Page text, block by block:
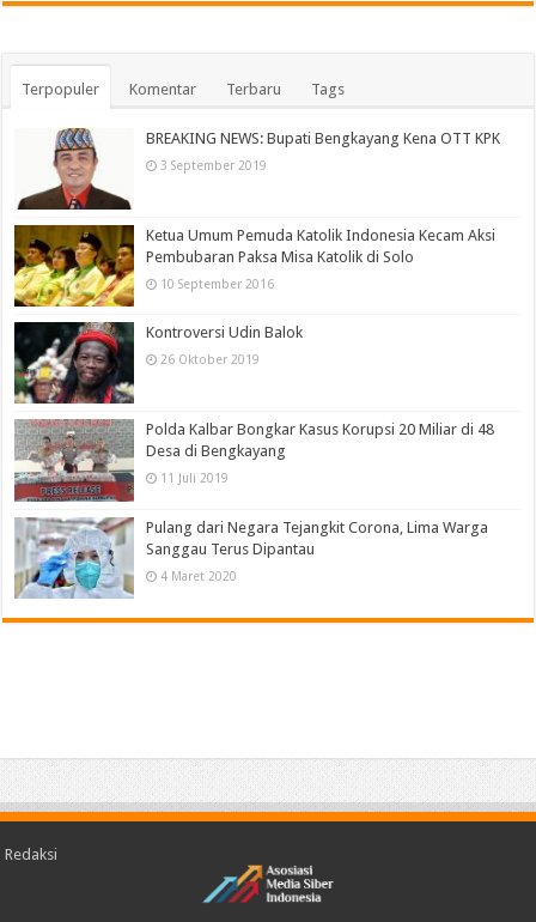
Terpopuler Komentar Terbaru Tags
BREAKING NEWS: Bupati Bengkayang Kena OTT KPK
3 September 2019
Ketua Umum Pemuda Katolik Indonesia Kecam Aksi
Pembubaran Paksa Misa Katolik di Solo
10 September 2016
Kontroversi Udin Balok
26 Oktober 2019
Polda Kalbar Bongkar Kasus Korupsi 20 Miliar di 48
Desa di Bengkayang
11 Juli 2019
Pulang dari Negara Tejangkit Corona, Lima Warga
Sanggau Terus Dipantau
4 Maret 2020
Redaksi